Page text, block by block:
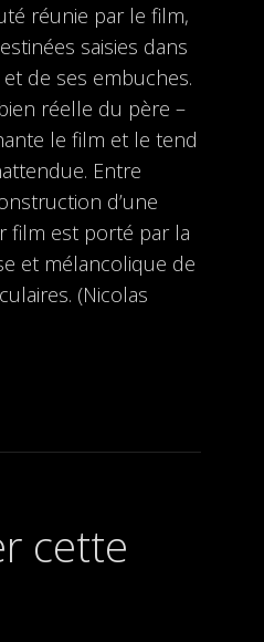
réunie par le film,
saisies dans
et de ses embuches.
réelle du père –
le film et le tend
Entre
d’une
film est porté par la
et mélancolique de
(Nicolas
cette